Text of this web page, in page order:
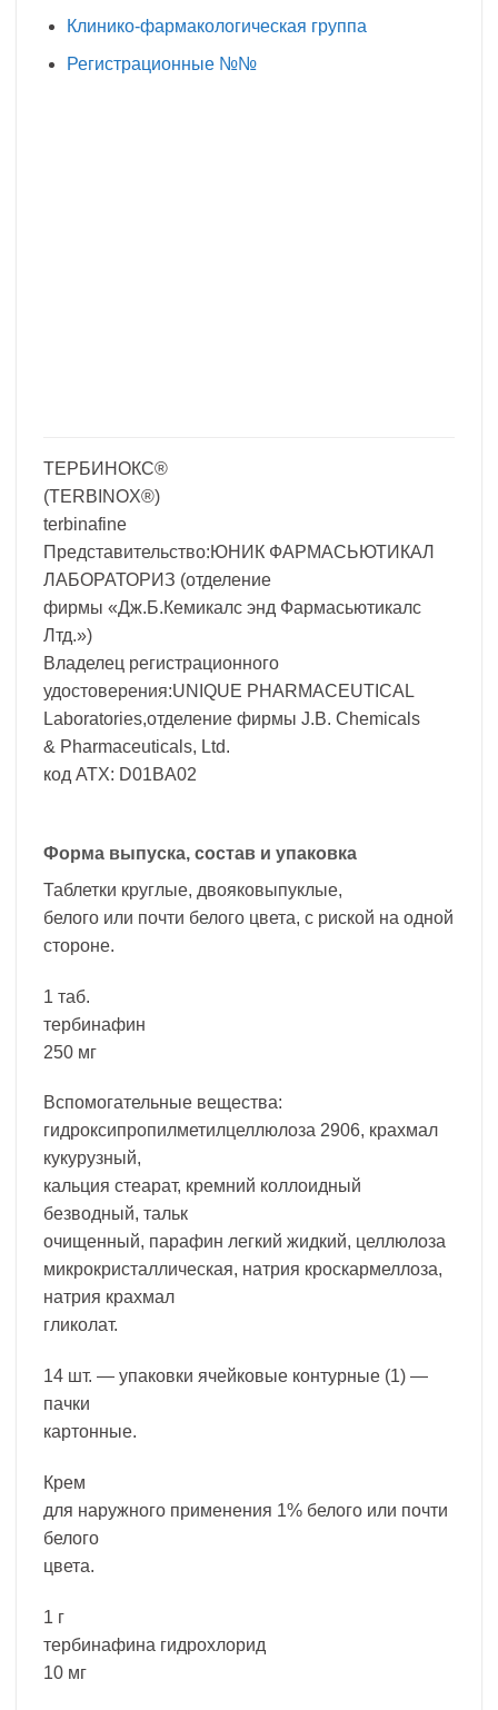
Клинико-фармакологическая группа
Регистрационные №№
ТЕРБИНОКС®
(TERBINOX®)
terbinafine
Представительство:ЮНИК ФАРМАСЬЮТИКАЛ
ЛАБОРАТОРИЗ (отделение
фирмы «Дж.Б.Кемикалс энд Фармасьютикалс
Лтд.»)
Владелец регистрационного
удостоверения:UNIQUE PHARMACEUTICAL
Laboratories,отделение фирмы J.B. Chemicals
& Pharmaceuticals, Ltd.
код ATX: D01BA02
Форма выпуска, состав и упаковка
Таблетки круглые, двояковыпуклые,
белого или почти белого цвета, с риской на одной
стороне.
1 таб.
тербинафин
250 мг
Вспомогательные вещества:
гидроксипропилметилцеллюлоза 2906, крахмал
кукурузный,
кальция стеарат, кремний коллоидный
безводный, тальк
очищенный, парафин легкий жидкий, целлюлоза
микрокристаллическая, натрия кроскармеллоза,
натрия крахмал
гликолат.
14 шт. — упаковки ячейковые контурные (1) —
пачки
картонные.
Крем
для наружного применения 1% белого или почти
белого
цвета.
1 г
тербинафина гидрохлорид
10 мг